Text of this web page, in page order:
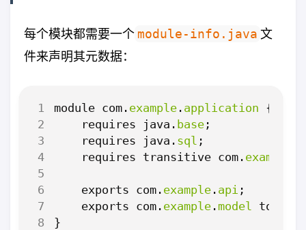
每个模块都需要一个 module-info.java 文
件来声明其元数据：
4
module com. example. application {
requires
java . base;
requires
java . sql ;
requires transitive com. example
exports com. example. api ;
exports com. example. model to
}